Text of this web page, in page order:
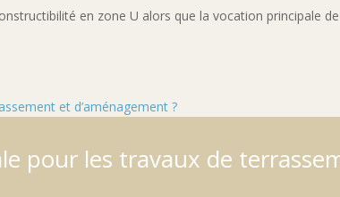
en zone U alors que la vocation principale
pour les travaux de